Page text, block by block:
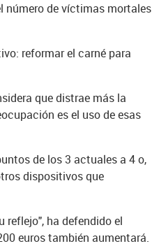
número de víctimas mortales
reformar el carné para
que distrae más la
es el uso de esas
de los 3 actuales a 4 o,
dispositivos que
reflejo", ha defendido el
euros también aumentará.